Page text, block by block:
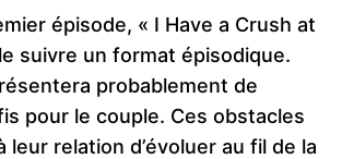
épisode, « I Have a Crush at
suivre un format épisodique.
probablement de
pour le couple. Ces obstacles
relation d’évoluer au fil de la